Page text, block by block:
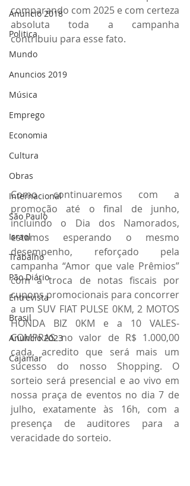
Anuncio 2018
Politica
Mundo
Anuncios 2019
Música
Emprego
Economia
Cultura
Obras
Internacional
São Paulo
Israel
Trabalho
Pão Diário
Entrevista
Brasil
Anuncio 2023
Cajamar
comparando com 2025 e com certeza
absoluta toda a campanha
contribuiu para esse fato.
Como continuaremos com a
promoção até o final de junho,
incluindo o Dia dos Namorados,
estamos esperando o mesmo
desempenho, reforçado pela
campanha “Amor que vale Prêmios”
com a troca de notas fiscais por
cupons promocionais para concorrer
a um SUV FIAT PULSE 0KM, 2 MOTOS
HONDA BIZ 0KM e a 10 VALES-
COMPRAS no valor de R$ 1.000,00
cada, acredito que será mais um
sucesso do nosso Shopping. O
sorteio será presencial e ao vivo em
nossa praça de eventos no dia 7 de
julho, exatamente às 16h, com a
presença de auditores para a
veracidade do sorteio.